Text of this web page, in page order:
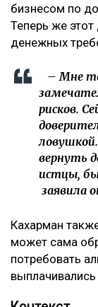
бизнесом по
Теперь же
денежных
– Мне
рисков.
вернуть
истцы,
заявила
Кахарман
может сама
потребовать